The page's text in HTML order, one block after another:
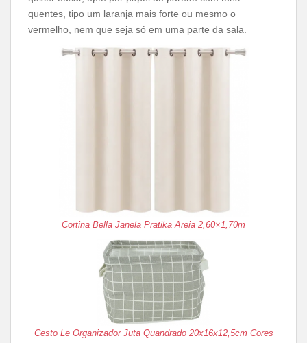
quentes, tipo um laranja mais forte ou mesmo o
vermelho, nem que seja só em uma parte da sala.
Cortina Bella Janela Pratika Areia 2,60×1,70m
Cesto Le Organizador Juta Quandrado 20x16x12,5cm Cores